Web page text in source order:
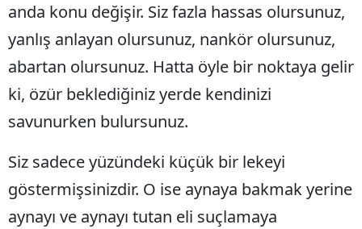
Çankırı
Çorum
Denizli
Edirne
Elazığ
anda konu değişir. Siz fazla hassas olursunuz,
yanlış anlayan olursunuz, nankör olursunuz,
abartan olursunuz. Hatta öyle bir noktaya gelir
ki, özür beklediğiniz yerde kendinizi
savunurken bulursunuz.
Siz sadece yüzündeki küçük bir lekeyi
göstermişsinizdir. O ise aynaya bakmak yerine
aynayı ve aynayı tutan eli suçlamaya